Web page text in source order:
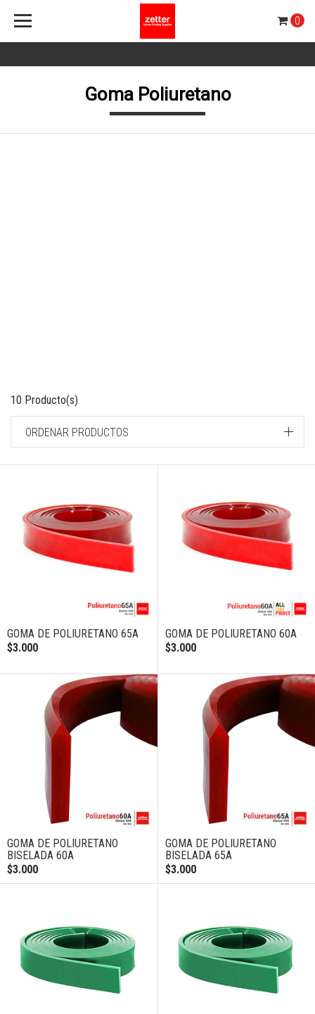
0
Goma Poliuretano
10 Producto(s)
ORDENAR PRODUCTOS
GOMA DE POLIURETANO 65A
$3.000
GOMA DE POLIURETANO 60A
$3.000
GOMA DE POLIURETANO
BISELADA 60A
$3.000
GOMA DE POLIURETANO
BISELADA 65A
$3.000